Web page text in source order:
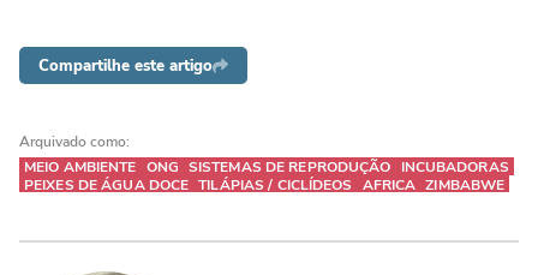
Compartilhe este artigo
Arquivado como:
MEIO AMBIENTE ONG SISTEMAS DE REPRODUÇÃO
INCUBADORAS
PEIXES DE ÁGUA DOCE TILÁPIAS / CICLÍDEOS AFRICA ZIMBABWE